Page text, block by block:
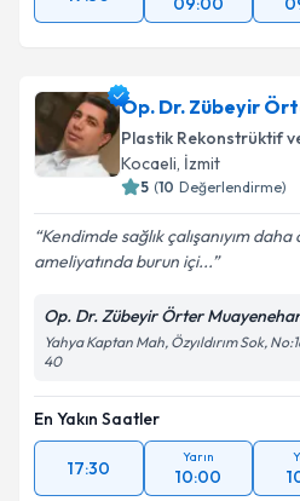
Op. Dr. Zübeyir
Plastik Rekonstrüktif
Kocaeli, İzmit
5 (10 Değerlendirme)
Kendimde sağlık çalışanıyım
ameliyatında burun içi...
Op. Dr. Zübeyir Örter
Yahya Kaptan Mah, Özyıldırım Sok,
40
En Yakın Saatler
17:30
Yarın
10:00